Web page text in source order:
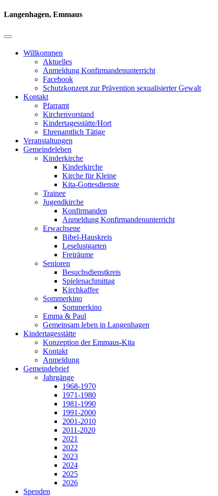
Langenhagen, Emmaus
Willkommen
Aktuelles
Anmeldung Konfirmandenunterricht
Facebook
Schutzkonzept zur Prävention sexualisierter Gewalt
Kontakt
Pfarramt
Kirchenvorstand
Kindertagesstätte/Hort
Ehrenamtlich Tätige
Veranstaltungen
Gemeindeleben
Kinderkirche
Kinderkirche
Kirche für Kleine
Kita-Gottesdienste
Trainee
Jugendkirche
Konfirmanden
Anmeldung Konfirmandenunterricht
Erwachsene
Bibel-Hauskreis
Leselustgarten
Freiräume
Senioren
Besuchsdienstkreis
Spielenachmittag
Kirchkaffee
Sommerkino
Sommerkino
Emma & Paul
Gemeinsam leben in Langenhagen
Kindertagesstätte
Konzeption der Emmaus-Kita
Kontakt
Anmeldung
Gemeindebrief
Jahrgänge
1968-1970
1971-1980
1981-1990
1991-2000
2001-2010
2011-2020
2021
2022
2023
2024
2025
2026
Spenden